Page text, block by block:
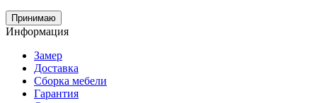
Принимаю
Информация
Замер
Доставка
Сборка мебели
Гарантия